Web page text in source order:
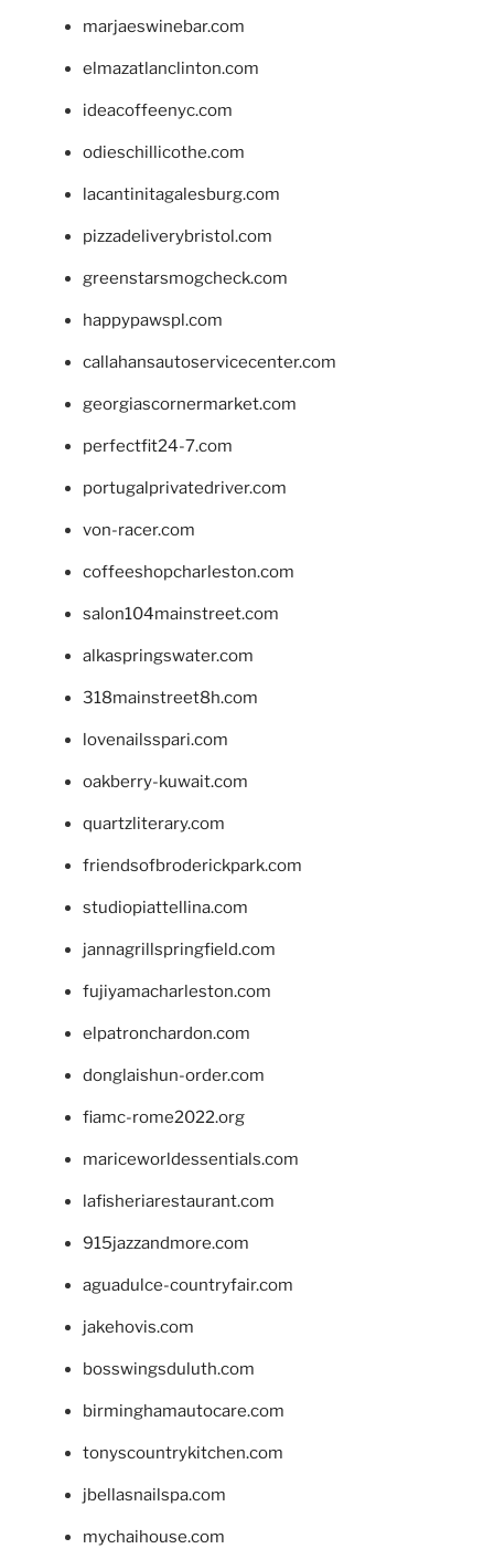
marjaeswinebar.com
elmazatlanclinton.com
ideacoffeenyc.com
odieschillicothe.com
lacantinitagalesburg.com
pizzadeliverybristol.com
greenstarsmogcheck.com
happypawspl.com
callahansautoservicecenter.com
georgiascornermarket.com
perfectfit24-7.com
portugalprivatedriver.com
von-racer.com
coffeeshopcharleston.com
salon104mainstreet.com
alkaspringswater.com
318mainstreet8h.com
lovenailsspari.com
oakberry-kuwait.com
quartzliterary.com
friendsofbroderickpark.com
studiopiattellina.com
jannagrillspringfield.com
fujiyamacharleston.com
elpatronchardon.com
donglaishun-order.com
fiamc-rome2022.org
mariceworldessentials.com
lafisheriarestaurant.com
915jazzandmore.com
aguadulce-countryfair.com
jakehovis.com
bosswingsduluth.com
birminghamautocare.com
tonyscountrykitchen.com
jbellasnailspa.com
mychaihouse.com